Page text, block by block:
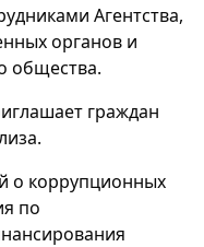
Агентства,
органов и
общества.
граждан
о коррупционных
по